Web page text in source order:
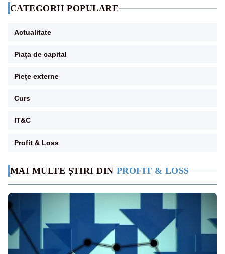
MAI MULTE ȘTIRI DIN PROFIT & LOSS
CATEGORII POPULARE
Actualitate
Piața de capital
Piețe externe
Curs
IT&C
Profit & Loss